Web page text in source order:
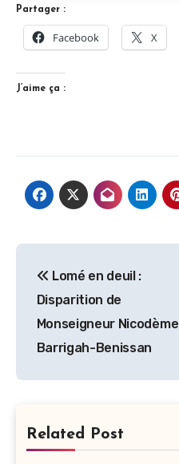
Partager :
Facebook X
J’aime ça :
de
l’article
Lomé en deuil :
Disparition de
Monseigneur Nicodème
Barrigah-Benissan
Related Post